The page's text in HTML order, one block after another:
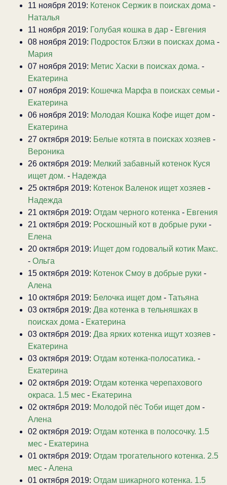
11 ноября 2019: Котенок Сержик в поисках дома -
Наталья
11 ноября 2019: Голубая кошка в дар - Евгения
08 ноября 2019: Подросток Блэки в поисках дома -
Мария
07 ноября 2019: Метис Хаски в поисках дома. -
Екатерина
07 ноября 2019: Кошечка Марфа в поисках семьи -
Екатерина
06 ноября 2019: Молодая Кошка Кофе ищет дом -
Екатерина
27 октября 2019: Белые котята в поисках хозяев -
Вероника
26 октября 2019: Мелкий забавный котенок Куся
ищет дом. - Надежда
25 октября 2019: Котенок Валенок ищет хозяев -
Надежда
21 октября 2019: Отдам черного котенка - Евгения
21 октября 2019: Роскошный кот в добрые руки -
Елена
20 октября 2019: Ищет дом годовалый котик Макс.
- Ольга
15 октября 2019: Котенок Смоу в добрые руки -
Алена
10 октября 2019: Белочка ищет дом - Татьяна
03 октября 2019: Два котенка в тельняшках в
поисках дома - Екатерина
03 октября 2019: Два ярких котенка ищут хозяев -
Екатерина
03 октября 2019: Отдам котенка-полосатика. -
Екатерина
02 октября 2019: Отдам котенка черепахового
окраса. 1.5 мес - Екатерина
02 октября 2019: Молодой пёс Тоби ищет дом -
Алена
02 октября 2019: Отдам котенка в полосочку. 1.5
мес - Екатерина
01 октября 2019: Отдам трогательного котенка. 2.5
мес - Алена
01 октября 2019: Отдам шикарного котенка. 1.5